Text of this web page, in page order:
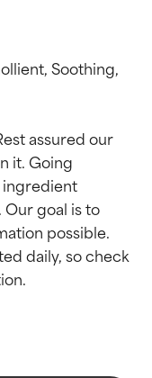
Soothing,
assured our
it. Going
ingredient
goal is to
possible.
daily, so check